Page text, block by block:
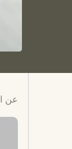
عن